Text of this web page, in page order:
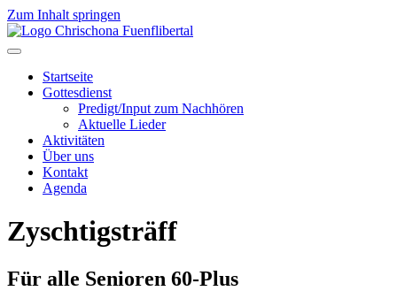
Zum Inhalt springen
Startseite
Gottesdienst
Predigt/Input zum Nachhören
Aktuelle Lieder
Aktivitäten
Über uns
Kontakt
Agenda
Zyschtigsträff
Für alle Senioren 60-Plus